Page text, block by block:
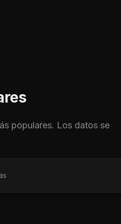
populares. Los datos se